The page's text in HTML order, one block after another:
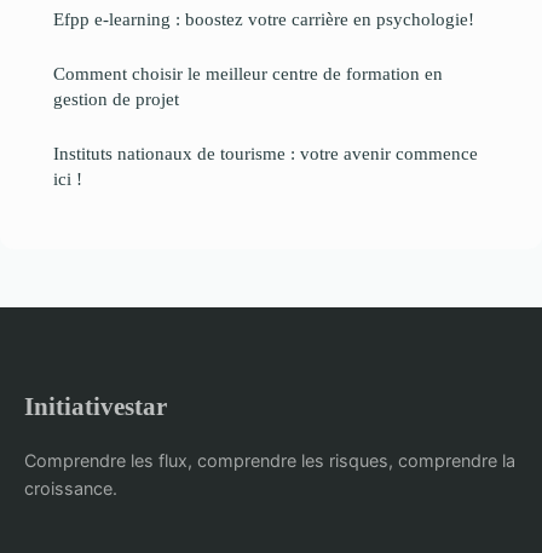
Efpp e-learning : boostez votre carrière en psychologie!
Comment choisir le meilleur centre de formation en
gestion de projet
Instituts nationaux de tourisme : votre avenir commence
ici !
Initiativestar
Comprendre les flux, comprendre les risques, comprendre la
croissance.